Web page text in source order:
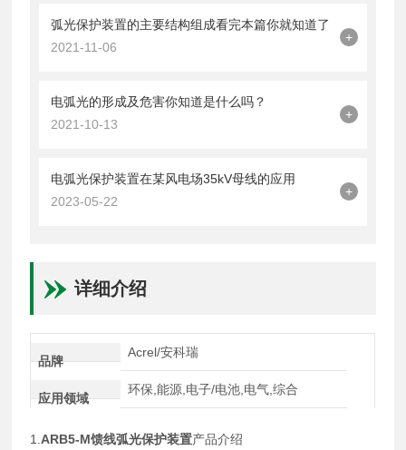
弧光保护装置的主要结构组成看完本篇你就知道了
2021-11-06
+
电弧光的形成及危害你知道是什么吗？
2021-10-13
+
电弧光保护装置在某风电场35kV母线的应用
2023-05-22
+
详细介绍
品牌
Acrel/安科瑞
应用领域
环保,能源,电子/电池,电气,综合
1. ARB5-M馈线弧光保护装置产品介绍